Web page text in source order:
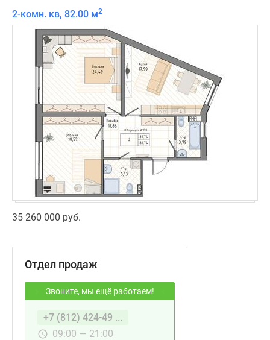
2-комн. кв, 82.00 м2
35 260 000 руб.
Отдел продаж
Звоните, мы ещё работаем!
+7 (812) 424-49 ...
09:00 — 21:00